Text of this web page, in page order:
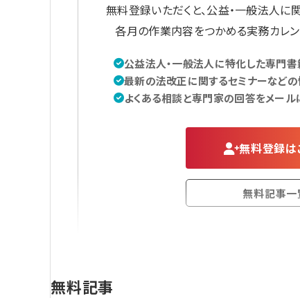
無料登録いただくと、公益・一般法人
各月の作業内容をつかめる実務カレ
公益法人・一般法人に特化した専門書
最新の法改正に関するセミナーなどの
よくある相談と専門家の回答をメール
無料登録は
無料記事一
無料記事